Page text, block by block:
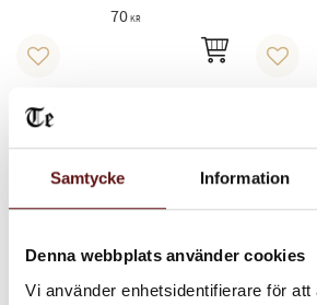
Samtycke Information
Denna webbplats använder cookies
Vi använder enhetsidentifierare för att
70KR
Lägg till i favoriter Lägg